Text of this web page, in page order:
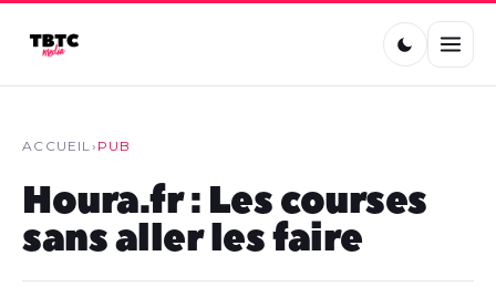
ACCUEIL› PUB
Houra.fr : Les courses
sans aller les faire